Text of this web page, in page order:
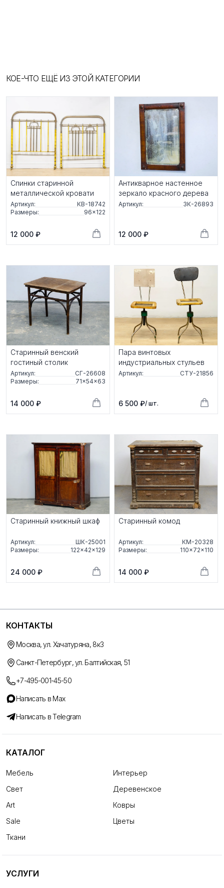
КОЕ-ЧТО ЕЩЁ ИЗ ЭТОЙ КАТЕГОРИИ
Спинки старинной
металлической кровати
Артикул:
КВ-18742
Размеры:
96×122
12 000 ₽
Антикварное настенное
зеркало красного дерева
Артикул: ЗК-26893
12 000 ₽
Старинный венский
гостиный столик
Артикул:
СГ-26608
Размеры:
71×54×63
14 000 ₽
Пара винтовых
индустриальных стульев
Артикул: СТУ-21856
6 500 ₽/ шт.
Старинный книжный шкаф
Артикул:
ШК-25001
Размеры:
122×42×129
24 000 ₽
Старинный комод
Артикул:
КМ-20328
Размеры:
110×72×110
14 000 ₽
КОНТАКТЫ
Москва, ул. Хачатуряна, 8к3
Санкт-Петербург, ул. Балтийская, 51
+7-495-001-45-50
Написать в Max
Написать в Telegram
КАТАЛОГ
Мебель
Интерьер
Свет
Деревенское
Art
Ковры
Sale
Цветы
Ткани
УСЛУГИ